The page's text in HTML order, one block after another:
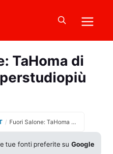
TaHoma di
/ Fuori Salone: TaHoma di Somfy al Superstudiopiù
tue fonti preferite suGoogle